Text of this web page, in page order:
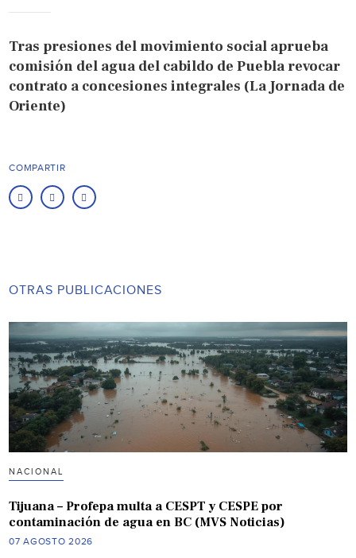
Tras presiones del movimiento social aprueba
comisión del agua del cabildo de Puebla revocar
contrato a concesiones integrales (La Jornada de
Oriente)
COMPARTIR
OTRAS PUBLICACIONES
NACIONAL
Tijuana – Profepa multa a CESPT y CESPE por
contaminación de agua en BC (MVS Noticias)
07 AGOSTO 2026